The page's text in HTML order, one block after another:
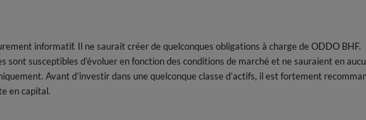
informatif. Il ne saurait créer de quelconques obligations à charge de ODDO
susceptibles d’évoluer en fonction des conditions de marché et ne sauraient en
Avant d’investir dans une quelconque classe d’actifs, il est fortement
en capital.